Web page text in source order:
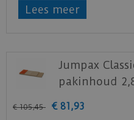
De PVC vloeren van
Alle Ambiant
geïntegreerde
overbruggen.
Lees meer
Jumpax
pakinhoud
€ 105,45 € 81,93